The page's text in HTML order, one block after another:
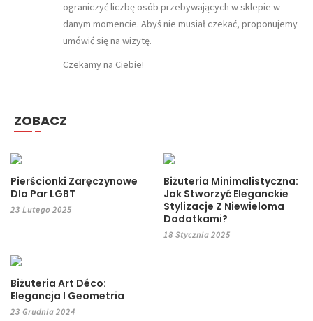
ograniczyć liczbę osób przebywających w sklepie w
danym momencie. Abyś nie musiał czekać, proponujemy
umówić się na wizytę.
Czekamy na Ciebie!
ZOBACZ
Pierścionki Zaręczynowe
Dla Par LGBT
23 Lutego 2025
Biżuteria Minimalistyczna:
Jak Stworzyć Eleganckie
Stylizacje Z Niewieloma
Dodatkami?
18 Stycznia 2025
Biżuteria Art Déco:
Elegancja I Geometria
23 Grudnia 2024